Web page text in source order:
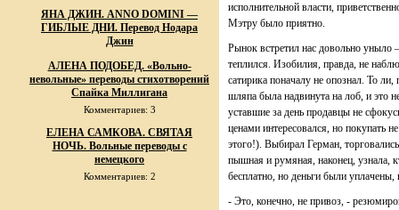
ЯНА ДЖИН. ANNO DOMINI —
ГИБЛЫЕ ДНИ. Перевод Нодара
Джин
АЛЕНА ПОДОБЕД. «Вольно-
невольные» переводы стихотворений
Спайка Миллигана
Комментариев: 3
ЕЛЕНА САМКОВА. СВЯТАЯ
НОЧЬ. Вольные переводы с
немецкого
Комментариев: 2
исполнительной власти,
Мэтру было приятно.
Рынок встретил нас довольно уныло
теплился. Изобилия, правда, не
сатирика поначалу не опознал. То
шляпа была надвинута на лоб, и это
уставшие за день продавцы не
ценами интересовался, но покупать
этого!). Выбирал Герман,
пышная и румяная, наконец, узнала,
бесплатно, но деньги были уплачены,
- Это, конечно, не привоз, -